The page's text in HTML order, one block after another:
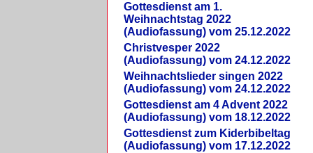
Gottesdienst am 1.
Weihnachtstag 2022
(Audiofassung) vom 25.12.2022
Christvesper 2022
(Audiofassung) vom 24.12.2022
Weihnachtslieder singen 2022
(Audiofassung) vom 24.12.2022
Gottesdienst am 4 Advent 2022
(Audiofassung) vom 18.12.2022
Gottesdienst zum Kiderbibeltag
(Audiofassung) vom 17.12.2022